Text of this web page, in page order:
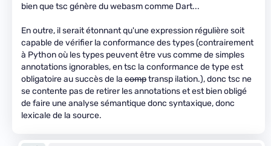
bien que tsc génère du webasm comme Dart...
En outre, il serait étonnant qu'une expression régulière soit
capable de vérifier la conformance des types (contrairement
à Python où les types peuvent être vus comme de simples
annotations ignorables, en tsc la conformance de type est
obligatoire au succès de la comptransp ilation.), donc tsc ne
se contente pas de retirer les annotations et est bien obligé
de faire une analyse sémantique donc syntaxique, donc
lexicale de la source.